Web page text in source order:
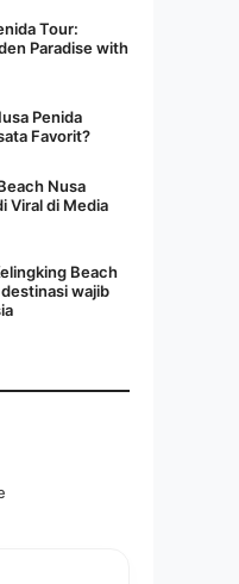
Tour:
Paradise with
Penida
Favorit?
Nusa
Viral di Media
Beach
wajib